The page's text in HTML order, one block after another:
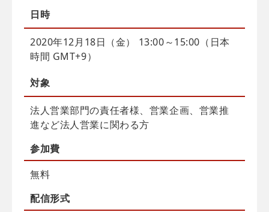
日時
2020年12月18日（金） 13:00～15:00（日本
時間 GMT+9）
対象
法人営業部門の責任者様、営業企画、営業推
進など法人営業に関わる方
参加費
無料
配信形式